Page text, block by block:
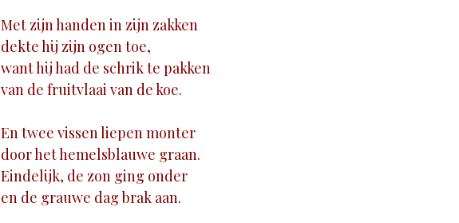
Met zijn handen in zijn zakken
dekte hij zijn ogen toe,
want hij had de schrik te pakken
van de fruitvlaai van de koe.
En twee vissen liepen monter
door het hemelsblauwe graan.
Eindelijk, de zon ging onder
en de grauwe dag brak aan.